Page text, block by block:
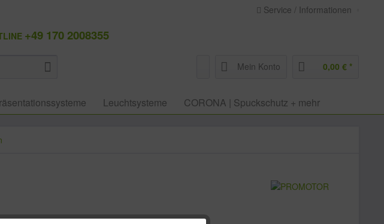
Service / Informationen
+49 170 2008355
Mein Konto 0,00 € *
Leuchtsysteme CORONA | Spuckschutz + mehr